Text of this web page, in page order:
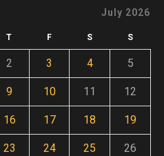
July 2026
T F S S
2 3 4 5
9 10 11 12
16 17 18 19
23 24 25 26